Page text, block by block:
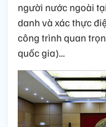
người nước ngoài
danh và xác thực
công trình quan
quốc gia)...